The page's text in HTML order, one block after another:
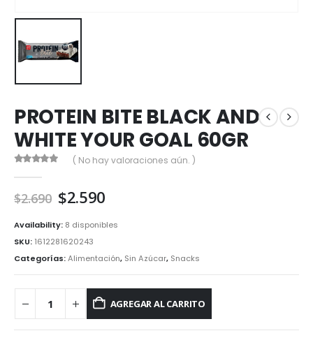
PROTEIN BITE BLACK AND
WHITE YOUR GOAL 60GR
( No hay valoraciones aún. )
$2.690 El
precio
original
era:
$2.690.
$2.590El
actual
$2.590.
Availability: 8 disponibles
SKU: 1612281620243
Categorías:Alimentación, Sin Azúcar, Snacks
AGREGAR AL CARRITO